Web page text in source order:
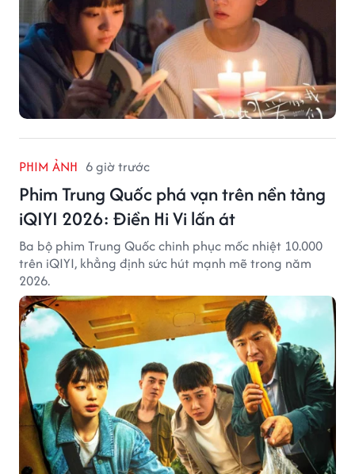
PHIM ẢNH 6 giờ trước
Phim Trung Quốc phá vạn trên nền tảng
iQIYI 2026: Điền Hi Vi lấn át
Ba bộ phim Trung Quốc chinh phục mốc nhiệt 10.000
trên iQIYI, khẳng định sức hút mạnh mẽ trong năm
2026.